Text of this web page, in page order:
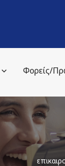
Φορείς/